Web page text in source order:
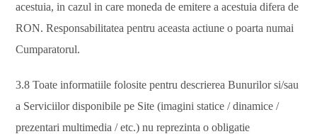
acestuia, in cazul in care moneda de emitere a acestuia difera de
RON. Responsabilitatea pentru aceasta actiune o poarta numai
Cumparatorul.
3.8 Toate informatiile folosite pentru descrierea Bunurilor si/sau
a Serviciilor disponibile pe Site (imagini statice / dinamice /
prezentari multimedia / etc.) nu reprezinta o obligatie